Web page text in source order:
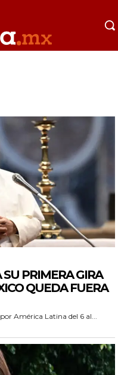
PRIMERA GIRA
QUEDA FUERA
América Latina del 6 al...